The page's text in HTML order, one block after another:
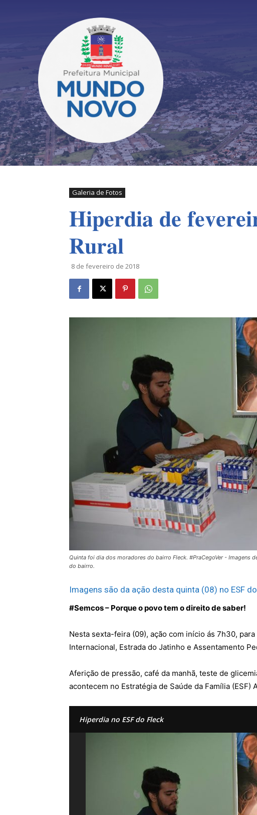
Galeria de Fotos
𝐇𝐢𝐩𝐞𝐫𝐝𝐢𝐚 𝐝𝐞
𝐑𝐮𝐫𝐚𝐥
8 de fevereiro de 2018
Quinta foi dia dos moradores do bairro Fleck. #PraCegoVer - Imagens
do bairro.
Imagens são da ação desta quinta (08) no ESF
#Semcos – Porque o povo tem o direito de saber!
Nesta sexta-feira (09), ação com início ás 7h30,
Internacional, Estrada do Jatinho e Assentamento
Aferição de pressão, café da manhã, teste de
acontecem no Estratégia de Saúde da Família (ESF)
Hiperdia no ESF do Fleck